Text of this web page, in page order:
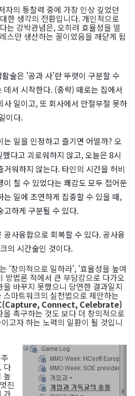
자의 통찰력 중에 가장 인상 깊었던
한 생각의 전환입니다. 개인적으로
는 강박관념은, 오히려 효율성을 떨
스만 생산하는 꼴이었음을 깨닫게 됩
술은 '공과 사'란 뚜렷이 구분할 수
데서 시작한다. (중략) 때로는 집에서
사 일이고, 또 회사에서 안절부절 못하
이다.
는 일을 인정하고 즐기면 어떨까? 오
다고 괴로워하지 않고, 오늘은 8시
거워하지 않는다. 타인의 시간을 허비
이 칠 수 있었다는 쾌감도 모두 접어둔
는 일에 초연하게 집중할 수 있을 때,
고하게 구분될 수 있다.
공사융합으로 회복할 수 있다. 공사융
의 시간술인 것이다.
'창의적으로 일하라', '효율성을 높여
방법론 적에서 큰 부담감으로 다가오
바꾸지 못했으니 당연한 결과일지
마트워크의 실천법으로 제안하는
Connect, Celebrate)
촉구하는 것도 보다 더 창의적으로
고자 하는 노력의 일환이 될 것입니
다
높
진
가